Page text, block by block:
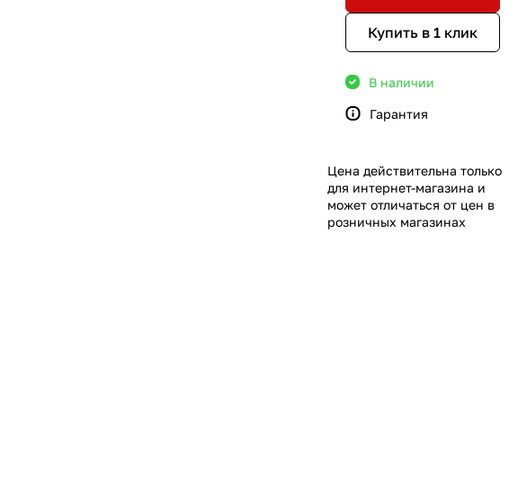
Купить в 1 клик
В наличии
Гарантия
Цена действительна только
для интернет-магазина и
может отличаться от цен в
розничных магазинах